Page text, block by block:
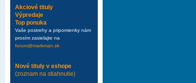
Akciové tituly
Výpredaje
Top ponuka
Vaše postrehy a pripomienky nám
prosím zasielajte na
forum@markman.sk
Nové tituly v eshope
(zoznam na stiahnutie)